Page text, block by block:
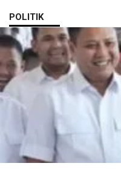
POLITIK